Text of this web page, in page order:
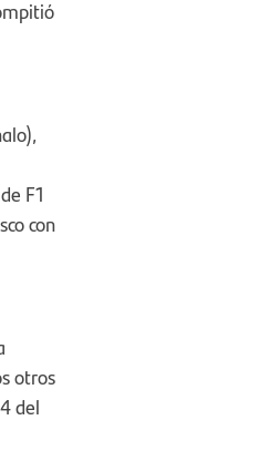
F1
con
otros
del